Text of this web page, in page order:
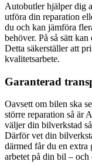
Autobutler hjälper dig
utföra din reparation
du och kan jämföra
behöver. På så sätt
Detta säkerställer att
kvalitetsarbete.
Garanterad
Oavsett om bilen ska
större reparation så är
väljer din bilverkstad
Därför vet din
därmed får du en
arbetet på din bil –